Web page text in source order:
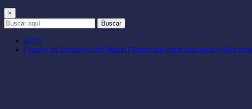
×
Buscar
Inicio
Conoce las tendencias del Medio Oriente que están marcando el lujo